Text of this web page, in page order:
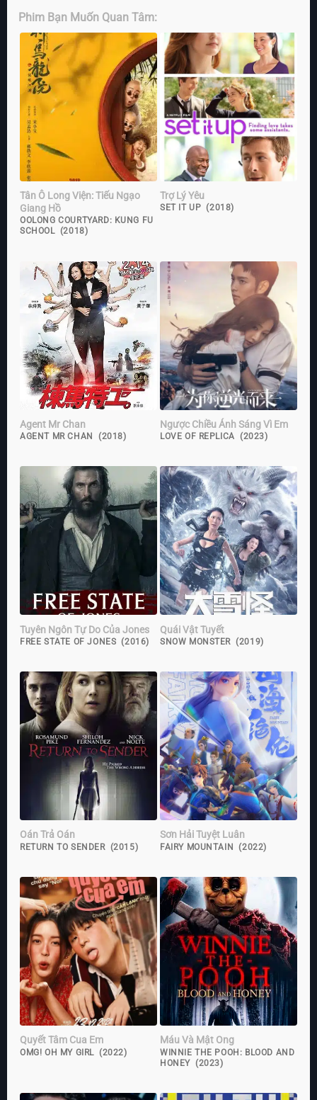
Phim Bạn Muốn Quan Tâm:
Tân Ô Long Viện: Tiếu Ngạo
Giang Hồ
OOLONG COURTYARD: KUNG FU
SCHOOL (2018)
Trợ Lý Yêu
SET IT UP (2018)
Agent Mr Chan
AGENT MR CHAN (2018)
Ngược Chiều Ánh Sáng Vì Em
LOVE OF REPLICA (2023)
Tuyên Ngôn Tự Do Của Jones
FREE STATE OF JONES (2016)
Quái Vật Tuyết
SNOW MONSTER (2019)
Oán Trả Oán
RETURN TO SENDER (2015)
Sơn Hải Tuyệt Luân
FAIRY MOUNTAIN (2022)
Quyết Tâm Cua Em
OMG! OH MY GIRL (2022)
Máu Và Mật Ong
WINNIE THE POOH: BLOOD AND
HONEY (2023)